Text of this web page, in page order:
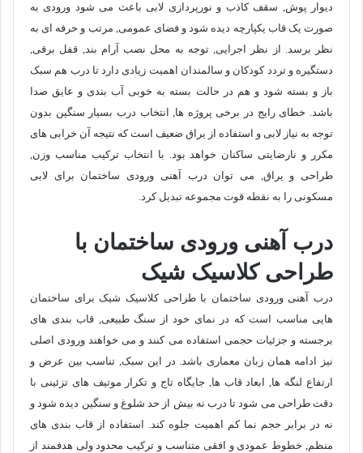
دیوار پوش, سقف کاذب و نورپردازی لابی باعث می شود ورودی به
صورت یک قاب یکپارچه دیده شود و فضای عمومی, مرتب و حرفه ای به
نظر برسد. از نظر اجرایی, توجه به محل نصب آرام بند, قفل برقی,
دستگیره و تردد کودکان و سالمندان اهمیت زیادی دارد تا درب هم سبک
باز و بسته شود و هم در حالت بسته به خوبی آب بندی و عایق صدا
باشد. خطای رایج در برخی پروژه ها, انتخاب درب بسیار سنگین بدون
توجه به نیاز لابی و استفاده از یراق ضعیف است که نتیجه آن خرابی های
مکرر و نارضایتی ساکنان خواهد بود. با انتخاب ترکیب مناسب وزن,
طراحی و یراق, می توان درب آهنی ورودی ساختمان برای لابی
مسکونی را به نقطه قوت مجموعه تبدیل کرد.
درب آهنی ورودی ساختمان با
طراحی کلاسیک شیک
درب آهنی ورودی ساختمان با طراحی کلاسیک شیک برای ساختمان
هایی مناسب است که در نمای خود از سنگ طبیعی, قاب بندی های
برجسته و جزئیات حجمی استفاده می کنند و می خواهند ورودی اصلی
نیز ادامه همان زبان معماری باشد. در این سبک, تناسب بین عرض و
ارتفاع لنگه ها, ابعاد قاب ها, جایگاه تاج و تکرار موتیف های تزئینی با
دقت طراحی می شود تا درب نه بیش از حد شلوغ و سنگین دیده شود و
نه در برابر حجم نما کم اهمیت جلوه کند. استفاده از قاب بندی های
منظم, خطوط عمودی و افقی متناسب و ترکیب محدود ولی هدفمند از